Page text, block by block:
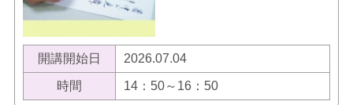
開講開始日 2026.07.04
時間 14：50～16：50